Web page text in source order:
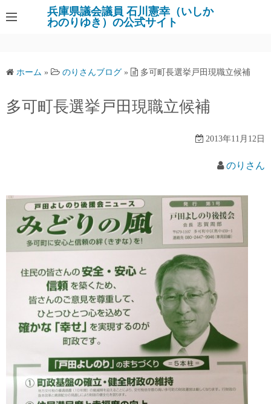
ン
ツ
ス
キ
兵庫県議会議員 石川憲幸（いしか
わのりゆき）の公式サイト
ホーム » のりさんブログ » 多可町長選挙戸田現職立候補
多可町長選挙戸田現職立候補
2013年11月12日
のりさん